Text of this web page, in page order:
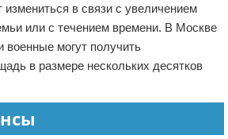
в связи с увеличением
или с течением времени. В Москве
военные могут получить
в размере нескольких десятков